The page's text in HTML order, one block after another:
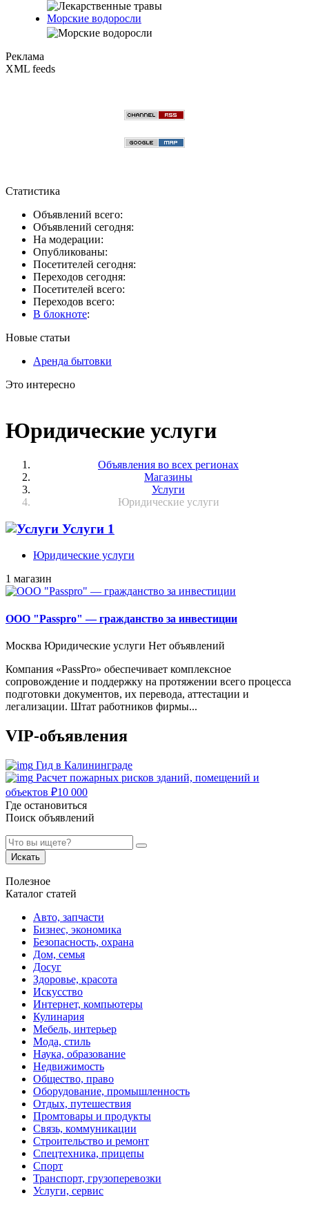
Морские водоросли
Реклама
XML feeds
Статистика
Объявлений всего:
Объявлений сегодня:
На модерации:
Опубликованы:
Посетителей сегодня:
Переходов сегодня:
Посетителей всего:
Переходов всего:
В блокноте:
Новые статьи
Аренда бытовки
Это интересно
Юридические услуги
Объявления во всех регионах
Магазины
Услуги
Юридические услуги
Услуги 1
Юридические услуги
1 магазин
ООО "Passpro" — гражданство за инвестиции
Москва Юридические услуги Нет объявлений
Компания «PassPro» обеспечивает комплексное
сопровождение и поддержку на протяжении всего процесса
подготовки документов, их перевода, аттестации и
легализации. Штат работников фирмы...
VIP-объявления
Гид в Калининграде
Расчет пожарных рисков зданий, помещений и
объектов ₽10 000
Где остановиться
Поиск объявлений
Искать
Полезное
Каталог статей
Авто, запчасти
Бизнес, экономика
Безопасность, охрана
Дом, семья
Досуг
Здоровье, красота
Искусство
Интернет, компьютеры
Кулинария
Мебель, интерьер
Мода, стиль
Наука, образование
Недвижимость
Общество, право
Оборудование, промышленность
Отдых, путешествия
Промтовары и продукты
Связь, коммуникации
Строительство и ремонт
Спецтехника, прицепы
Спорт
Транспорт, грузоперевозки
Услуги, сервис